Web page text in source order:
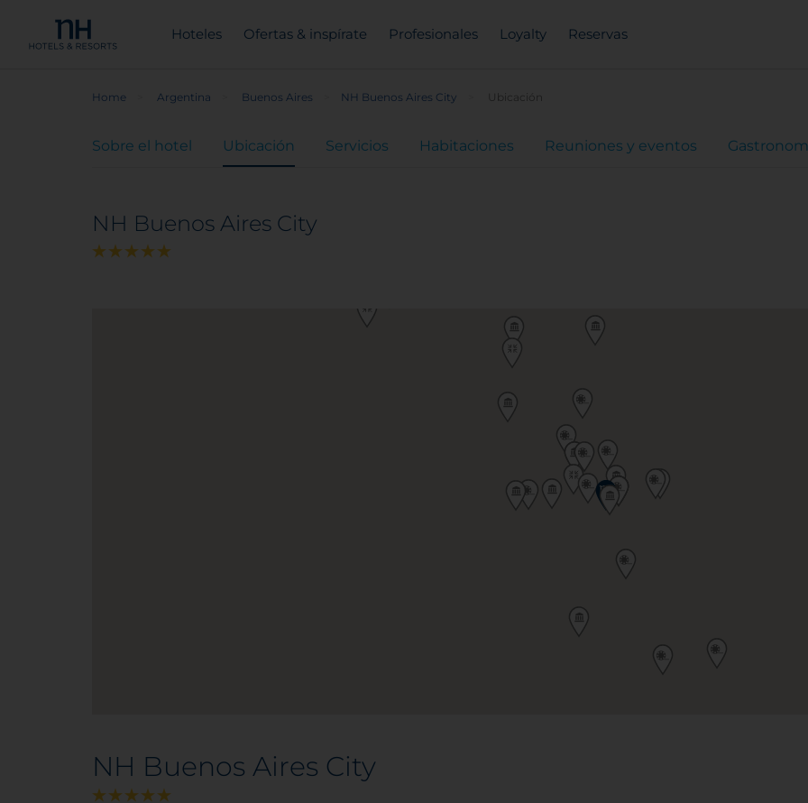
Hoteles Ofertas & inspírate Profesionales Loyalty Reservas
Home Argentina Buenos Aires NH Buenos Aires City Ubicación
Sobre el hotel Ubicación Servicios Habitaciones Reuniones y eventos
NH Buenos Aires City
NH Buenos Aires City